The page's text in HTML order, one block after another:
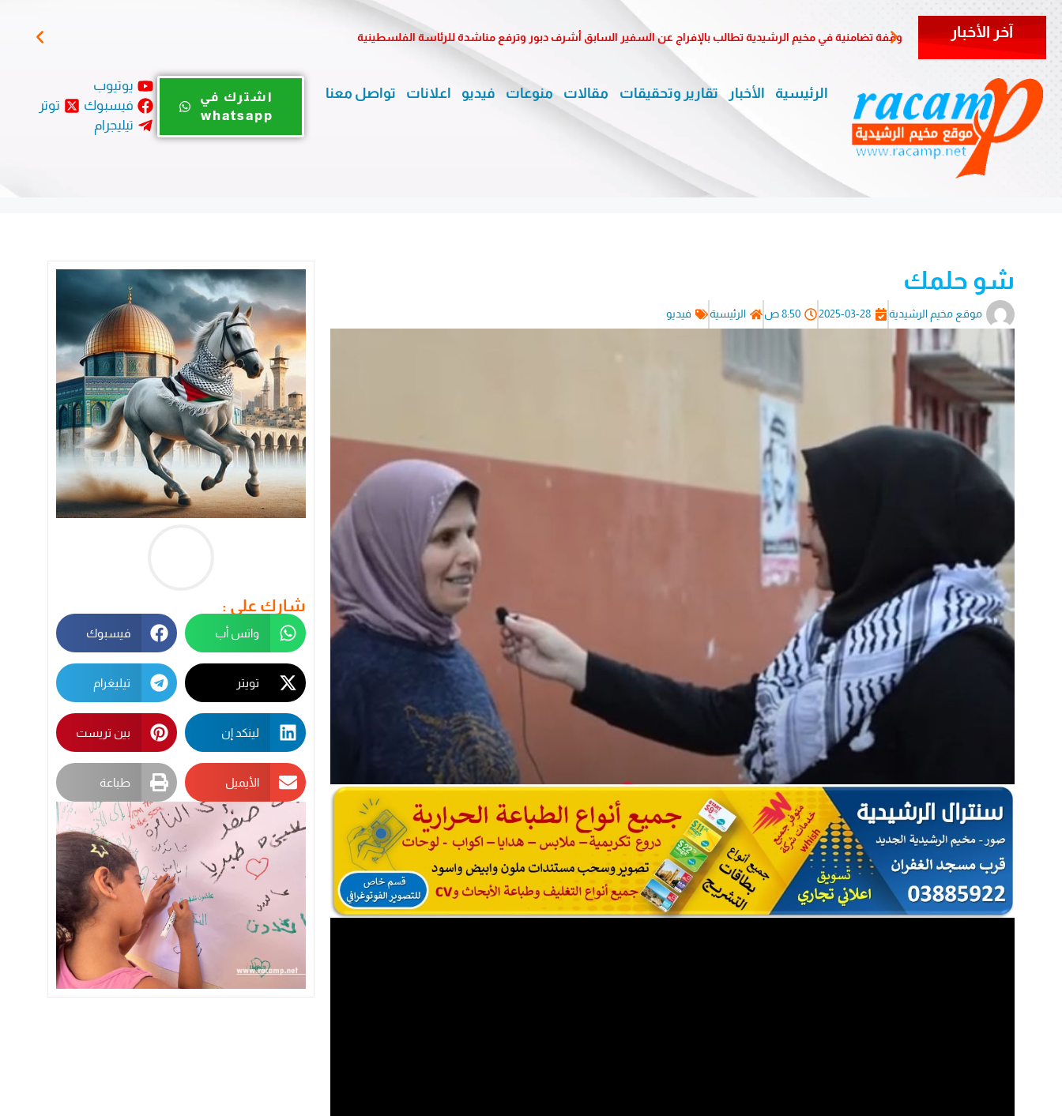
آخر الأخبار وقفة تضامنية في مخيم الرشيدية تطالب بالإفراج عن السفير السابق أشرف دبور وترفع مناشدة للرئاسة الفلسطينية
الرئيسية الأخبار تقارير وتحقيقات مقالات منوعات فيديو اعلانات تواصل معنا
يوتيوب
فيسبوك
توتر
تيليجرام
اشترك في
whatsapp
شو حلمك
موقع مخيم الرشيدية 2025-03-28 8:50 ص الرئيسية فيديو
شارك على :
واتس أب فيسبوك
تويتر تيليغرام
لينكد إن بين تريست
الأيميل طباعة